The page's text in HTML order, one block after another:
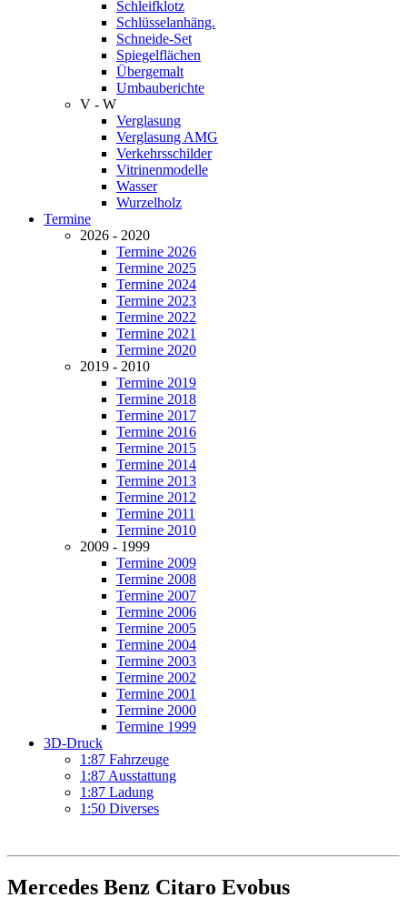
Schleifklotz
Schlüsselanhäng.
Schneide-Set
Spiegelflächen
Übergemalt
Umbauberichte
V - W
Verglasung
Verglasung AMG
Verkehrsschilder
Vitrinenmodelle
Wasser
Wurzelholz
Termine
2026 - 2020
Termine 2026
Termine 2025
Termine 2024
Termine 2023
Termine 2022
Termine 2021
Termine 2020
2019 - 2010
Termine 2019
Termine 2018
Termine 2017
Termine 2016
Termine 2015
Termine 2014
Termine 2013
Termine 2012
Termine 2011
Termine 2010
2009 - 1999
Termine 2009
Termine 2008
Termine 2007
Termine 2006
Termine 2005
Termine 2004
Termine 2003
Termine 2002
Termine 2001
Termine 2000
Termine 1999
3D-Druck
1:87 Fahrzeuge
1:87 Ausstattung
1:87 Ladung
1:50 Diverses
Mercedes Benz Citaro Evobus